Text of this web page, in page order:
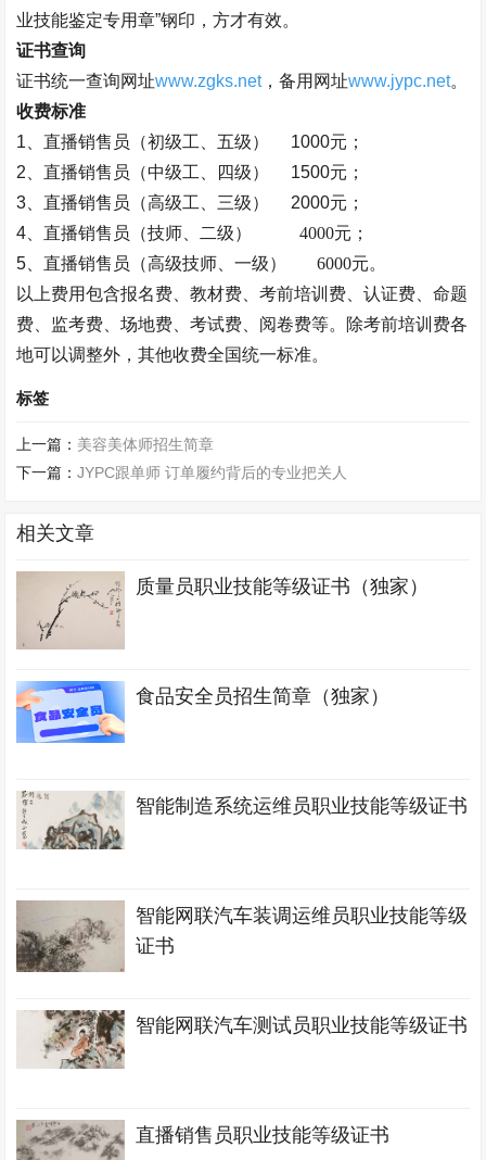
业技能鉴定专用章”钢印，方才有效。
证书查询
证书统一查询网址www.zgks.net，备用网址www.jypc.net。
收费标准
1、直播销售员（初级工、五级）
1000元；
2、直播销售员（中级工、四级）
1500元；
3、直播销售员（高级工、三级）
2000元；
4、直播销售员（技师、二级）
4000元；
5、直播销售员（高级技师、一级）
6000元。
以上费用包含报名费、教材费、考前培训费、认证费、命题
费、监考费、场地费、考试费、阅卷费等。除考前培训费各
地可以调整外，其他收费全国统一标准。
标签
上一篇： 美容美体师招生简章
下一篇：JYPC跟单师 订单履约背后的专业把关人
相关文章
质量员职业技能等级证书（独家）
食品安全员招生简章（独家）
智能制造系统运维员职业技能等级证书
智能网联汽车装调运维员职业技能等级
证书
智能网联汽车测试员职业技能等级证书
直播销售员职业技能等级证书